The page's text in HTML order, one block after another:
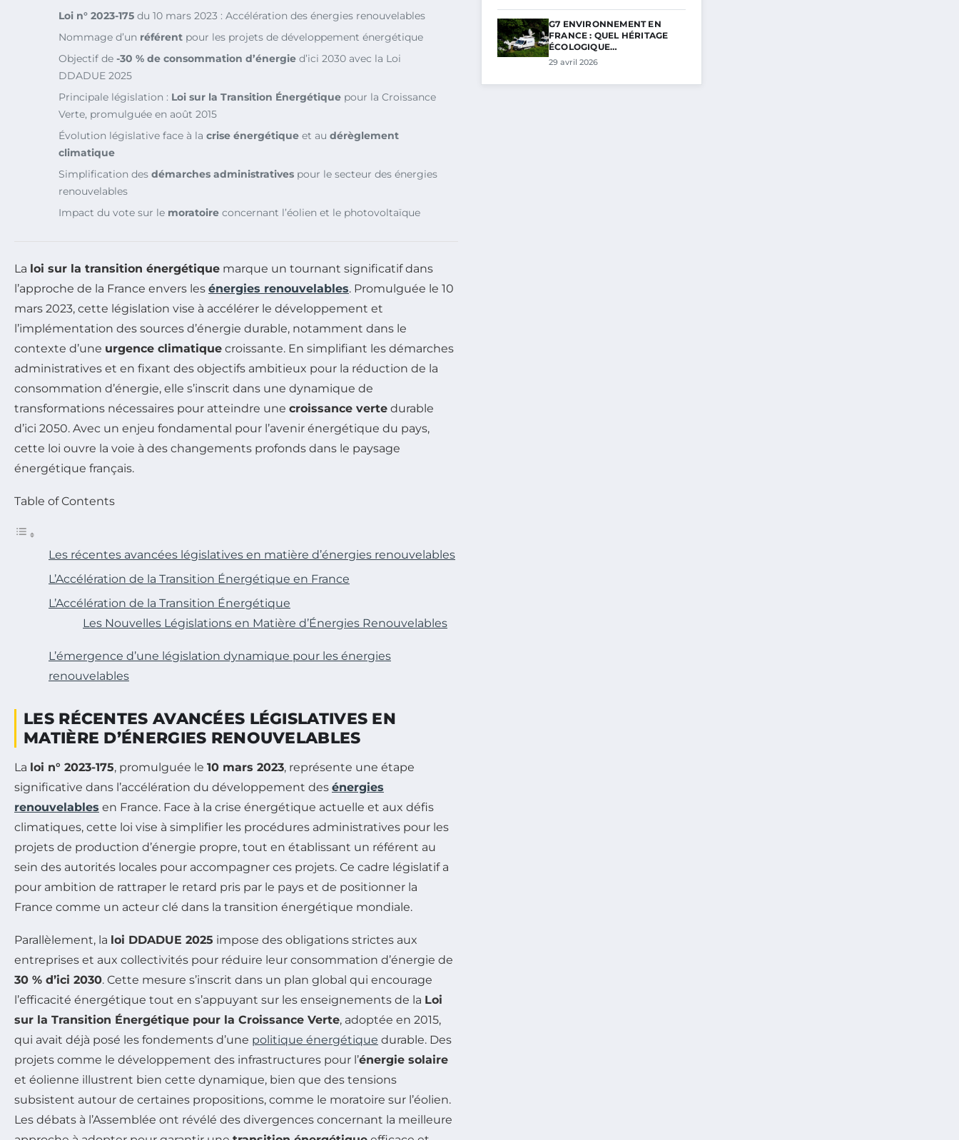
Loi n° 2023-175 du 10 mars 2023 : Accélération des énergies renouvelables
Nommage d’un référent pour les projets de développement énergétique
Objectif de -30 % de consommation d’énergie d’ici 2030 avec la Loi
DDADUE 2025
Principale législation : Loi sur la Transition Énergétique pour la Croissance
Verte, promulguée en août 2015
Évolution législative face à la crise énergétique et au dérèglement
climatique
Simplification des démarches administratives pour le secteur des énergies
renouvelables
Impact du vote sur le moratoire concernant l’éolien et le photovoltaïque
La loi sur la transition énergétique marque un tournant significatif dans
l’approche de la France envers les énergies renouvelables. Promulguée le 10
mars 2023, cette législation vise à accélérer le développement et
l’implémentation des sources d’énergie durable, notamment dans le
contexte d’une urgence climatique croissante. En simplifiant les démarches
administratives et en fixant des objectifs ambitieux pour la réduction de la
consommation d’énergie, elle s’inscrit dans une dynamique de
transformations nécessaires pour atteindre une croissance verte durable
d’ici 2050. Avec un enjeu fondamental pour l’avenir énergétique du pays,
cette loi ouvre la voie à des changements profonds dans le paysage
énergétique français.
Table of Contents
Les récentes avancées législatives en matière d’énergies renouvelables
L’Accélération de la Transition Énergétique en France
L’Accélération de la Transition Énergétique
Les Nouvelles Législations en Matière d’Énergies Renouvelables
L’émergence d’une législation dynamique pour les énergies
renouvelables
LES RÉCENTES AVANCÉES LÉGISLATIVES EN
MATIÈRE D’ÉNERGIES RENOUVELABLES
La loi n° 2023-175, promulguée le 10 mars 2023, représente une étape
significative dans l’accélération du développement des énergies
renouvelables en France. Face à la crise énergétique actuelle et aux défis
climatiques, cette loi vise à simplifier les procédures administratives pour les
projets de production d’énergie propre, tout en établissant un référent au
sein des autorités locales pour accompagner ces projets. Ce cadre législatif a
pour ambition de rattraper le retard pris par le pays et de positionner la
France comme un acteur clé dans la transition énergétique mondiale.
Parallèlement, la loi DDADUE 2025 impose des obligations strictes aux
entreprises et aux collectivités pour réduire leur consommation d’énergie de
30 % d’ici 2030. Cette mesure s’inscrit dans un plan global qui encourage
l’efficacité énergétique tout en s’appuyant sur les enseignements de la Loi
sur la Transition Énergétique pour la Croissance Verte, adoptée en 2015,
qui avait déjà posé les fondements d’une politique énergétique durable. Des
projets comme le développement des infrastructures pour l’énergie solaire
et éolienne illustrent bien cette dynamique, bien que des tensions
subsistent autour de certaines propositions, comme le moratoire sur l’éolien.
Les débats à l’Assemblée ont révélé des divergences concernant la meilleure
G7 ENVIRONNEMENT EN
FRANCE : QUEL HÉRITAGE
ÉCOLOGIQUE…
29 avril 2026